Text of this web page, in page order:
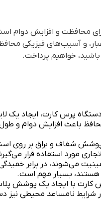
محافظت و افزایش دوام
و آسیب‌های فیزیکی
خواهیم پرداخت.
پرس کارت، ایجاد یک
باعث افزایش دوام و
شفاف و براق بر روی
مورد استفاده قرار
می‌شوند، در برابر
بسیار مهم است.
کارت با ایجاد یک پوشش
نامساعد محیطی نیز